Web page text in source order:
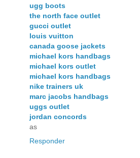
ugg boots
the north face outlet
gucci outlet
louis vuitton
canada goose jackets
michael kors handbags
michael kors outlet
michael kors handbags
nike trainers uk
marc jacobs handbags
uggs outlet
jordan concords
as
Responder